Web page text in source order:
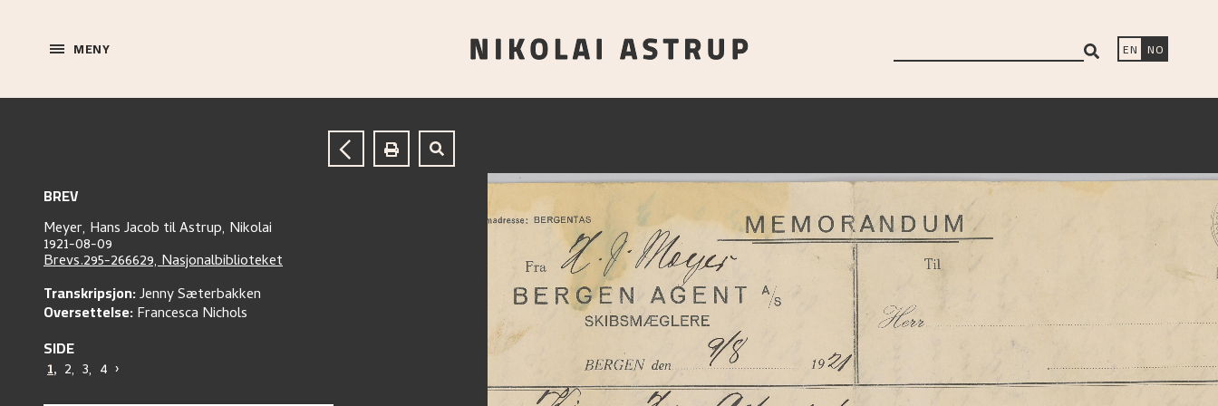
MENY EN NO
BREV
Meyer, Hans Jacob tilAstrup, Nikolai
1921-08-09
Brevs.295-266629, Nasjonalbiblioteket
Transkripsjon:Jenny Sæterbakken
Oversettelse:Francesca Nichols
SIDE
1, 2, 3, 4 ›